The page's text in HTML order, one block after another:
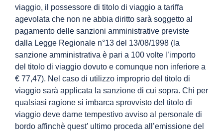
viaggio, il possessore di titolo di viaggio a tariffa
agevolata che non ne abbia diritto sarà soggetto al
pagamento delle sanzioni amministrative previste
dalla Legge Regionale n°13 del 13/08/1998 (la
sanzione amministrativa è pari a 100 volte l’importo
del titolo di viaggio dovuto e comunque non inferiore a
€ 77,47). Nel caso di utilizzo improprio del titolo di
viaggio sarà applicata la sanzione di cui sopra. Chi per
qualsiasi ragione si imbarca sprovvisto del titolo di
viaggio deve darne tempestivo avviso al personale di
bordo affinchè quest’ ultimo proceda all’emissione del